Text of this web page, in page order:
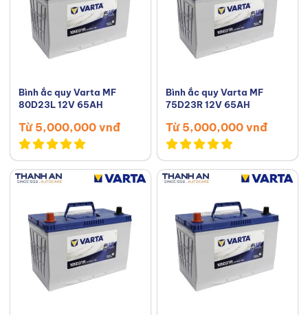
Bình ắc quy Varta MF
80D23L 12V 65AH
Từ 5,000,000 vnđ
Bình ắc quy Varta MF
75D23R 12V 65AH
Từ 5,000,000 vnđ